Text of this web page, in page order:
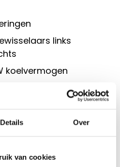
Details Over
van cookies
links
koelvermogen
koelvermogen
(lage
230 of 400 Volt